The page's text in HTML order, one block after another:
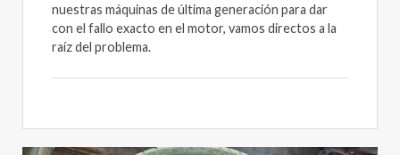
nuestras máquinas de última generación para dar
con el fallo exacto en el motor, vamos directos a la
raíz del problema.